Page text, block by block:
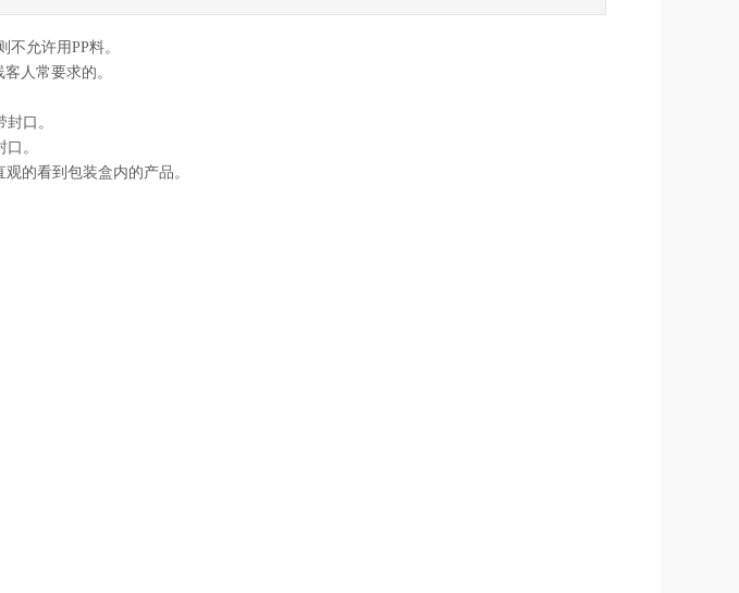
允许用PP料。
人常要求的。
口。
。
的看到包装盒内的产品。